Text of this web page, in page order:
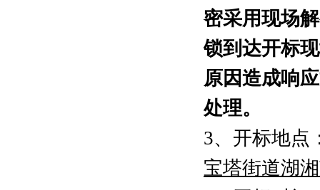
密采用现场
锁到达开标
原因造成响
处理。
3、开标地点
宝塔街道湖